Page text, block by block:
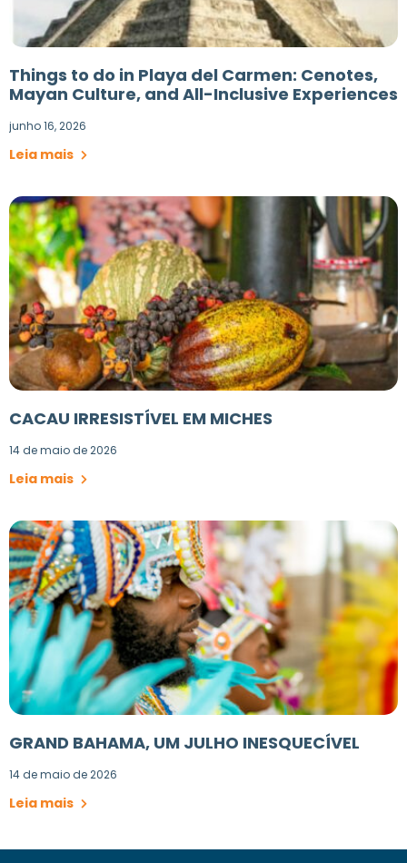
Things to do in Playa del Carmen: Cenotes,
Mayan Culture, and All-Inclusive Experiences
junho 16, 2026
Leia mais
CACAU IRRESISTÍVEL EM MICHES
14 de maio de 2026
Leia mais
GRAND BAHAMA, UM JULHO INESQUECÍVEL
14 de maio de 2026
Leia mais